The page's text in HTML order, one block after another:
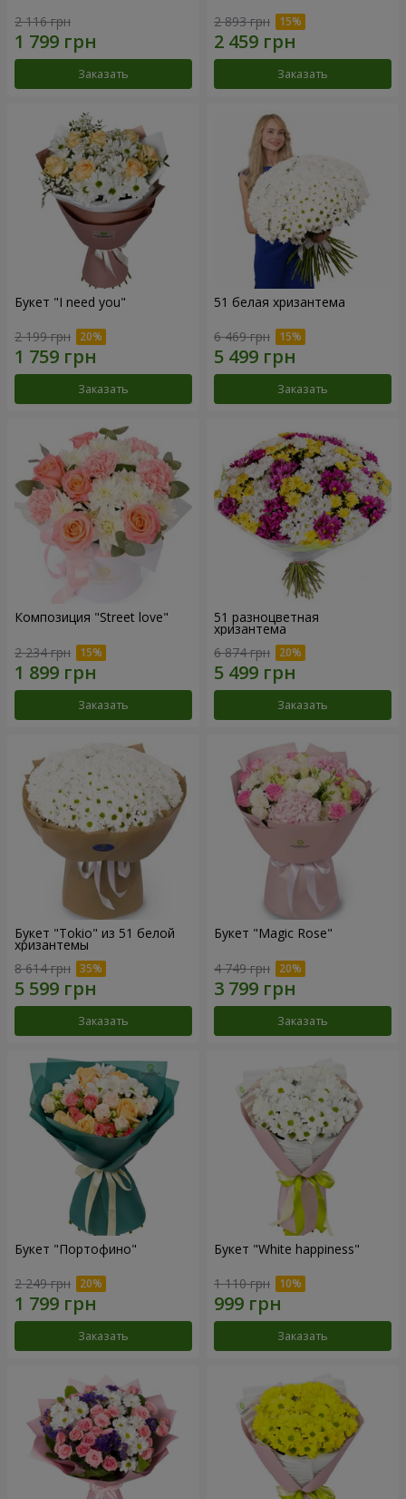
2 116 грн
Заказать
2 893 грн
Заказать
Букет "I need you"
2 199 грн
Заказать
51 белая хризантема
6 469 грн
Заказать
Композиция "Street love"
2 234 грн
Заказать
51 разноцветная
хризантема
6 874 грн
Заказать
Букет "Tokio" из 51 белой
хризантемы
8 614 грн
Заказать
Букет "Magic Rose"
4 749 грн
Заказать
Букет "Портофино"
2 249 грн
Заказать
Букет "White happiness"
1 110 грн
Заказать